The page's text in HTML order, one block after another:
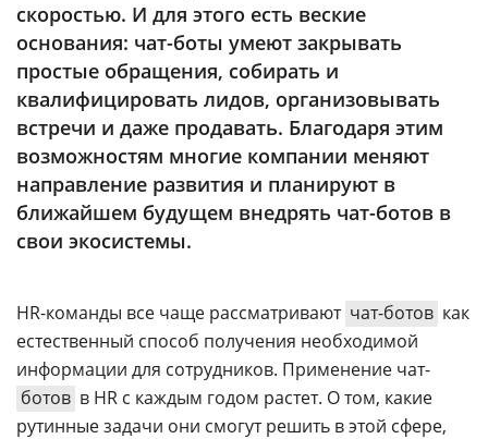
Конференции
Техника
ТВ
Об
издании
Max
Telegram
Дзен
Rutube
скоростью. И для этого есть веские
основания: чат-боты умеют закрывать
простые обращения, собирать и
квалифицировать лидов, организовывать
встречи и даже продавать. Благодаря этим
возможностям многие компании меняют
направление развития и планируют в
ближайшем будущем внедрять чат-ботов в
свои экосистемы.
HR-команды все чаще рассматривают чат-ботов как
естественный способ получения необходимой
информации для сотрудников. Применение чат-
ботов в HR с каждым годом растет. О том, какие
рутинные задачи они смогут решить в этой сфере,